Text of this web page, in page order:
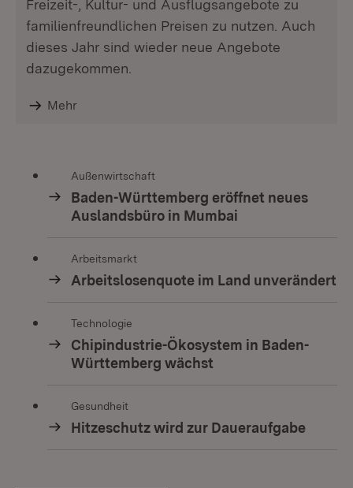
Freizeit-, Kultur- und Ausflugsangebote zu
familienfreundlichen Preisen zu nutzen. Auch
dieses Jahr sind wieder neue Angebote
dazugekommen.
Mehr
Außenwirtschaft
Baden-Württemberg eröffnet neues
Auslandsbüro in Mumbai
Arbeitsmarkt
Arbeitslosenquote im Land unverändert
Technologie
Chipindustrie-Ökosystem in Baden-
Württemberg wächst
Gesundheit
Hitzeschutz wird zur Daueraufgabe